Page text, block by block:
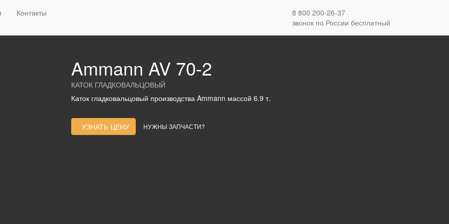
Контакты
8 800 200-26-37
звонок по России бесплатный
Гладковальцовые катки
Ammann AV 70-2
КАТОК ГЛАДКОВАЛЬЦОВЫЙ
Каток гладковальцовый производства Ammann массой 6.9 т.
УЗНАТЬ ЦЕНУ НУЖНЫ ЗАПЧАСТИ?